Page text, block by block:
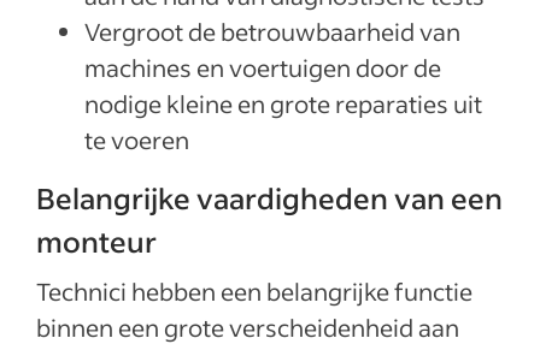
Vergroot de betrouwbaarheid van
machines en voertuigen door de
nodige kleine en grote reparaties uit
te voeren
Belangrijke vaardigheden van een
monteur
Technici hebben een belangrijke functie
binnen een grote verscheidenheid aan